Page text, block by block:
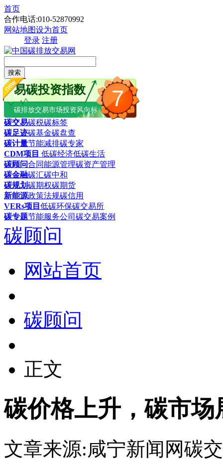
首页
合作电话:010-52870992
网站地图设为首页
登录 注册
搜索
7
易碳投资指数
碳排放交易市场投资风向标
碳交易碳税碳标签
碳足迹碳基金碳盘查
碳计量节能减排碳专家
CDM项目 低碳经济低碳生活
碳顾问合同能源管理碳资产管理
碳金融碳汇碳中和
碳规划碳期权碳期货
新能源政策法规碳信用
VERs项目 低碳环保碳交易所
碳专题节能服务公司 碳交易案例
碳顾问
网站首页
碳顾问
正文
碳价格上升，碳市
文章来源:咸宁新闻网碳